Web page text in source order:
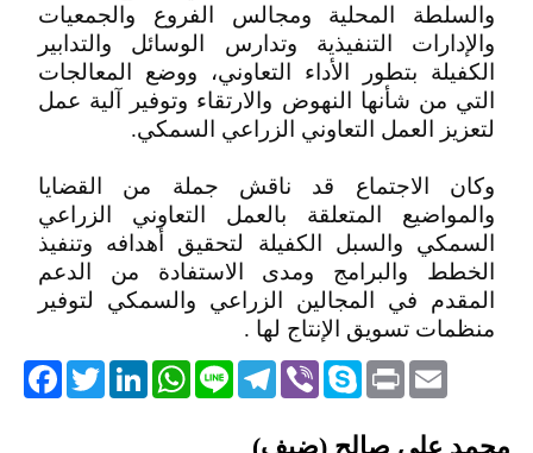
والسلطة المحلية ومجالس الفروع والجمعيات
والإدارات التنفيذية وتدارس الوسائل والتدابير
الكفيلة بتطور الأداء التعاوني، ووضع المعالجات
التي من شأنها النهوض والارتقاء وتوفير آلية عمل
لتعزيز العمل التعاوني الزراعي السمكي.
وكان الاجتماع قد ناقش جملة من القضايا
والمواضيع المتعلقة بالعمل التعاوني الزراعي
السمكي والسبل الكفيلة لتحقيق أهدافه وتنفيذ
الخطط والبرامج ومدى الاستفادة من الدعم
المقدم في المجالين الزراعي والسمكي لتوفير
منظمات تسويق الإنتاج لها .
TwitterLinkedIn
WhatsApp Line
Telegram ViberSkype PrintEmail
محمد علي صالح (ضيف)